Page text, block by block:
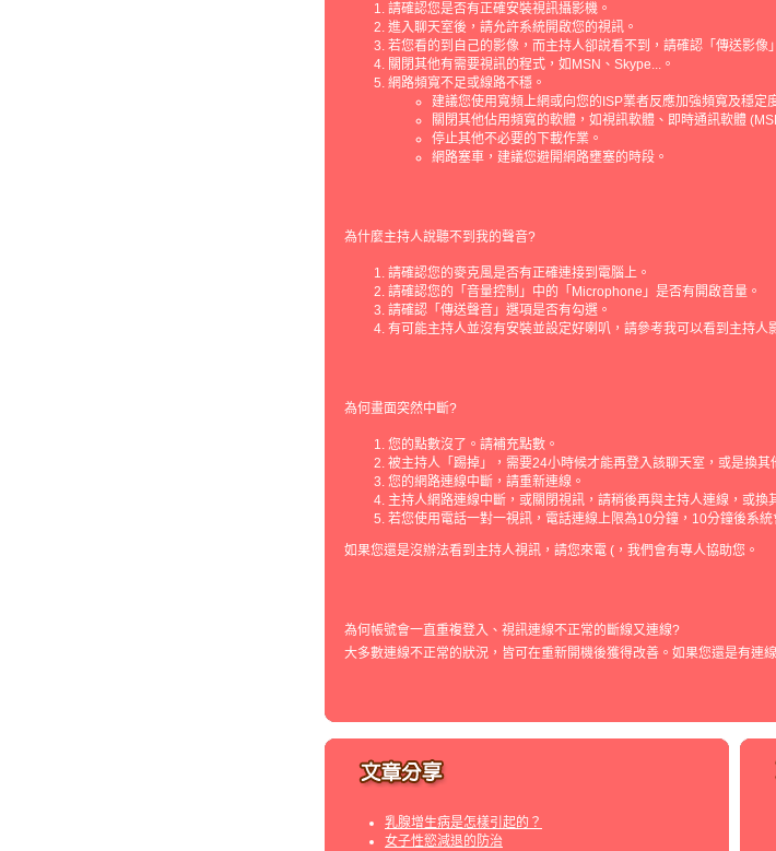
請確認您是否有正確安裝視訊攝影機。
進入聊天室後，請允許系統開啟您的視訊。
若您看的到自己的影像，而主持人卻說看不到，請確認「傳送影像
關閉其他有需要視訊的程式，如MSN、Skype...。
網路頻寬不足或線路不穩。
建議您使用寬頻上網或向您的ISP業者反應加強頻寬及穩定
關閉其他佔用頻寬的軟體，如視訊軟體、即時通訊軟體
停止其他不必要的下載作業。
網路塞車，建議您避開網路壅塞的時段。
為什麼主持人說聽不到我的聲音?
請確認您的麥克風是否有正確連接到電腦上。
請確認您的「音量控制」中的「Microphone」是否有開啟音量。
請確認「傳送聲音」選項是否有勾選。
有可能主持人並沒有安裝並設定好喇叭，請參考我可以看到主持人
為何畫面突然中斷?
您的點數沒了。請補充點數。
被主持人「踢掉」，需要24小時候才能再登入該聊天室，或是換其
您的網路連線中斷，請重新連線。
主持人網路連線中斷，或關閉視訊，請稍後再與主持人連線，或換
若您使用電話一對一視訊，電話連線上限為10分鐘，10分鐘後系
如果您還是沒辦法看到主持人視訊，請您來電 (，我們會有專人協助您。
為何帳號會一直重複登入、視訊連線不正常的斷線又連線?
大多數連線不正常的狀況，皆可在重新開機後獲得改善。如果您還是有連
乳腺增生病是怎樣引起的？
女子性慾減退的防治